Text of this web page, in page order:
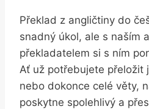
Překlad z angličtiny do
snadný úkol, ale s naším
překladatelem si s ním
Ať‍ už potřebujete přeložit
nebo dokonce celé věty,
poskytne spolehlivý a